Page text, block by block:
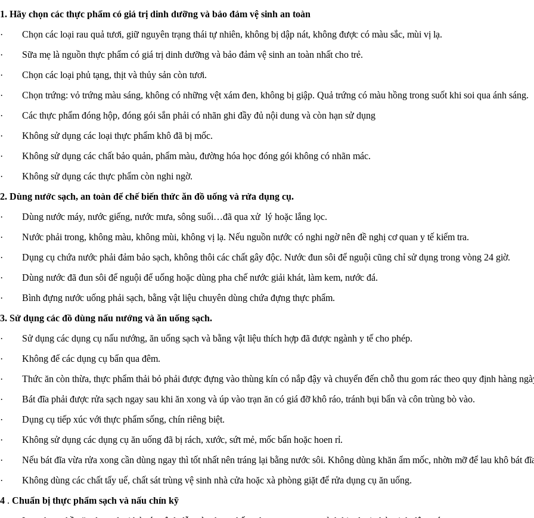
1. Hãy chọn các thực phẩm có giá trị dinh dưỡng và bảo đảm vệ sinh an toàn
· Chọn các loại rau quả tươi, giữ nguyên trạng thái tự nhiên, không bị dập nát, không được có màu sắc, mùi vị lạ.
· Sữa mẹ là nguồn thực phẩm có giá trị dinh dưỡng và bảo đảm vệ sinh an toàn nhất cho trẻ.
· Chọn các loại phủ tạng, thịt và thủy sản còn tươi.
· Chọn trứng: vỏ trứng màu sáng, không có những vệt xám đen, không bị giập. Quả trứng có màu hồng trong suốt khi soi qua ánh sáng.
· Các thực phẩm đóng hộp, đóng gói sắn phải có nhãn ghi đầy đủ nội dung và còn hạn sử dụng
· Không sử dụng các loại thực phẩm khô đã bị mốc.
· Không sử dụng các chất bảo quản, phẩm màu, đường hóa học đóng gói không có nhãn mác.
· Không sử dụng các thực phẩm còn nghi ngờ.
2. Dùng nước sạch, an toàn để chế biến thức ăn đồ uống và rửa dụng cụ.
· Dùng nước máy, nước giếng, nước mưa, sông suối…đã qua xử lý hoặc lắng lọc.
· Nước phải trong, không màu, không mùi, không vị lạ. Nếu nguồn nước có nghi ngờ nên đề nghị cơ quan y tế kiểm tra.
· Dụng cụ chứa nước phải đảm bảo sạch, không thôi các chất gây độc. Nước đun sôi để nguội cũng chỉ sử dụng trong vòng 24 giờ.
· Dùng nước đã đun sôi để nguội để uống hoặc dùng pha chế nước giải khát, làm kem, nước đá.
· Bình đựng nước uống phải sạch, bằng vật liệu chuyên dùng chứa đựng thực phẩm.
3. Sử dụng các đồ dùng nấu nướng và ăn uống sạch.
· Sử dụng các dụng cụ nấu nướng, ăn uống sạch và bằng vật liệu thích hợp đã được ngành y tế cho phép.
· Không để các dụng cụ bẩn qua đêm.
· Thức ăn còn thừa, thực phẩm thải bỏ phải được đựng vào thùng kín có nắp đậy và chuyển đến chỗ thu gom rác theo quy định hàng
· Bát đĩa phải được rửa sạch ngay sau khi ăn xong và úp vào trạn ăn có giá đỡ khô ráo, tránh bụi bẩn và côn trùng bò vào.
· Dụng cụ tiếp xúc với thực phẩm sống, chín riêng biệt.
· Không sử dụng các dụng cụ ăn uống đã bị rách, xước, sứt mẻ, mốc bẩn hoặc hoen rỉ.
· Nếu bát đĩa vừa rửa xong cần dùng ngay thì tốt nhất nên tráng lại bằng nước sôi. Không dùng khăn ẩm mốc, nhờn mỡ để lau khô bát
· Không dùng các chất tẩy uế, chất sát trùng vệ sinh nhà cửa hoặc xà phòng giặt để rửa dụng cụ ăn uống.
4 . Chuẩn bị thực phẩm sạch và nấu chín kỹ